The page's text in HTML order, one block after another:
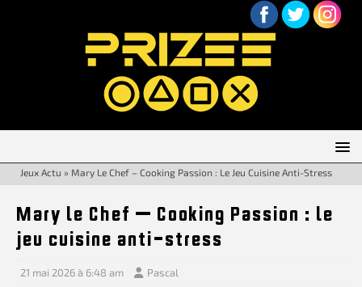
Jeux Actu » Mary Le Chef – Cooking Passion : Le Jeu Cuisine Anti-Stress
Mary le Chef – Cooking Passion : le
jeu cuisine anti-stress
21 mai 2026 à 6:48 am Pascal